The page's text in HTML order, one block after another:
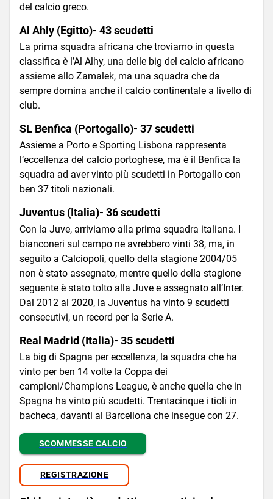
del calcio greco.
Al Ahly (Egitto)- 43 scudetti
La prima squadra africana che troviamo in questa
classifica è l’Al Alhy, una delle big del calcio africano
assieme allo Zamalek, ma una squadra che da
sempre domina anche il calcio continentale a livello di
club.
SL Benfica (Portogallo)- 37 scudetti
Assieme a Porto e Sporting Lisbona rappresenta
l’eccellenza del calcio portoghese, ma è il Benfica la
squadra ad aver vinto più scudetti in Portogallo con
ben 37 titoli nazionali.
Juventus (Italia)- 36 scudetti
Con la Juve, arriviamo alla prima squadra italiana. I
bianconeri sul campo ne avrebbero vinti 38, ma, in
seguito a Calciopoli, quello della stagione 2004/05
non è stato assegnato, mentre quello della stagione
seguente è stato tolto alla Juve e assegnato all’Inter.
Dal 2012 al 2020, la Juventus ha vinto 9 scudetti
consecutivi, un record per la Serie A.
Real Madrid (Italia)- 35 scudetti
La big di Spagna per eccellenza, la squadra che ha
vinto per ben 14 volte la Coppa dei
campioni/Champions League, è anche quella che in
Spagna ha vinto più scudetti. Trentacinque i tioli in
bacheca, davanti al Barcellona che insegue con 27.
SCOMMESSE CALCIO
REGISTRAZIONE